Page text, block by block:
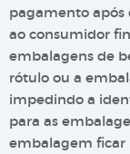
pagamento após
ao consumidor
embalagens de
rótulo ou a
impedindo a
para as
embalagem ficar